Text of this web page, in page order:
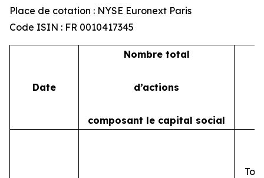
Place de cotation : NYSE Euronext Paris
Code ISIN : FR 0010417345
Date
Nombre total
d’actions
composant le capital social